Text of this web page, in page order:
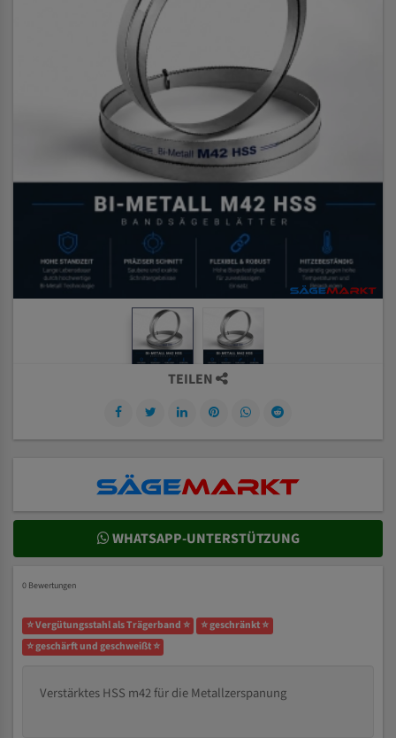
TEILEN
WHATSAPP-UNTERSTÜTZUNG
0 Bewertungen
⭐ Vergütungsstahl als Trägerband ⭐
⭐ geschränkt ⭐
⭐ geschärft und geschweißt ⭐
Verstärktes HSS m42 für die Metallzerspanung